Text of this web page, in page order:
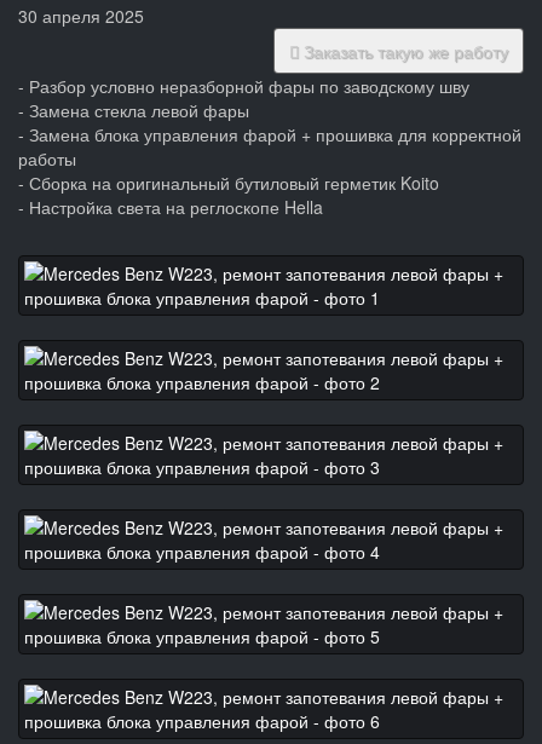
30 апреля 2025
Заказать такую же работу
- Разбор условно неразборной фары по заводскому шву
- Замена стекла левой фары
- Замена блока управления фарой + прошивка для корректной
работы
- Сборка на оригинальный бутиловый герметик Koito
- Настройка света на реглоскопе Hella